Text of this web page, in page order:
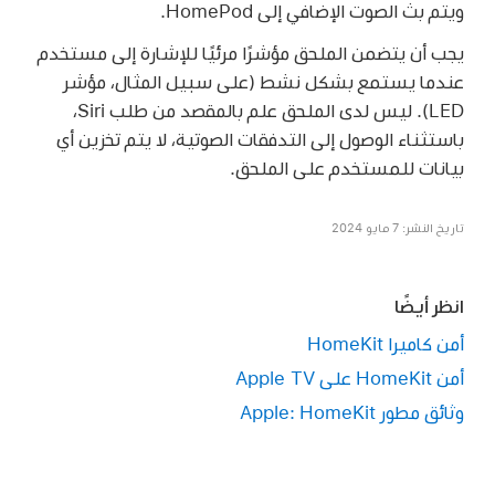
ويتم بث الصوت الإضافي إلى HomePod.
يجب أن يتضمن الملحق مؤشرًا مرئيًا للإشارة إلى مستخدم
عندما يستمع بشكل نشط (على سبيل المثال، مؤشر
LED). ليس لدى الملحق علم بالمقصد من طلب Siri،
باستثناء الوصول إلى التدفقات الصوتية، لا يتم تخزين أي
بيانات للمستخدم على الملحق.
تاريخ النشر: 7 مايو 2024
انظر أيضًا
أمن كاميرا HomeKit
أمن HomeKit على Apple TV
وثائق مطور Apple: HomeKit